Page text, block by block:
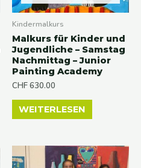
Kindermalkurs
Malkurs für Kinder und
Jugendliche – Samstag
Nachmittag – Junior
Painting Academy
CHF630.00
WEITERLESEN